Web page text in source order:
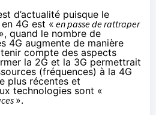
d’actualité puisque le
4G est « en passe de rattraper
», quand le nombre de
4G augmente de manière
compte des aspects
la 2G et la 3G permettrait
(fréquences) à la 4G
plus récentes et
technologies sont «
».